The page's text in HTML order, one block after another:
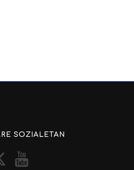
SOZIALETAN